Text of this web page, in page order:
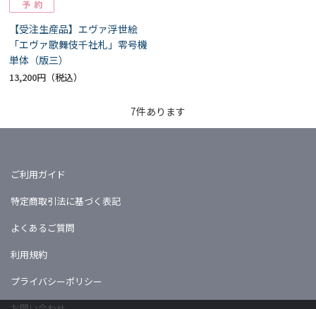
【受注生産品】エヴァ浮世絵
「エヴァ歌舞伎千社札」零号機
単体（版三）
13,200円
7件あります
ご利用ガイド
特定商取引法に基づく表記
よくあるご質問
利用規約
プライバシーポリシー